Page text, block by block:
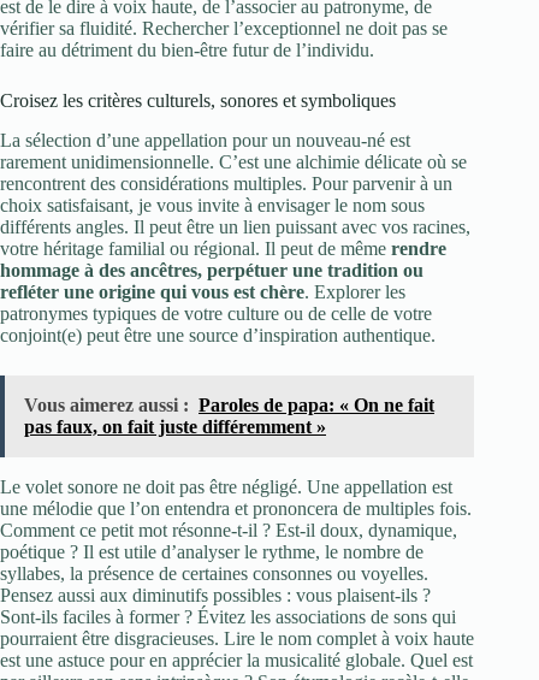
est de le dire à voix haute, de l’associer au patronyme, de
vérifier sa fluidité. Rechercher l’exceptionnel ne doit pas se
faire au détriment du bien-être futur de l’individu.
Croisez les critères culturels, sonores et symboliques
La sélection d’une appellation pour un nouveau-né est
rarement unidimensionnelle. C’est une alchimie délicate où se
rencontrent des considérations multiples. Pour parvenir à un
choix satisfaisant, je vous invite à envisager le nom sous
différents angles. Il peut être un lien puissant avec vos racines,
votre héritage familial ou régional. Il peut de même rendre
hommage à des ancêtres, perpétuer une tradition ou
refléter une origine qui vous est chère. Explorer les
patronymes typiques de votre culture ou de celle de votre
conjoint(e) peut être une source d’inspiration authentique.
Vous aimerez aussi : Paroles de papa: « On ne fait
pas faux, on fait juste différemment »
Le volet sonore ne doit pas être négligé. Une appellation est
une mélodie que l’on entendra et prononcera de multiples fois.
Comment ce petit mot résonne-t-il ? Est-il doux, dynamique,
poétique ? Il est utile d’analyser le rythme, le nombre de
syllabes, la présence de certaines consonnes ou voyelles.
Pensez aussi aux diminutifs possibles : vous plaisent-ils ?
Sont-ils faciles à former ? Évitez les associations de sons qui
pourraient être disgracieuses. Lire le nom complet à voix haute
est une astuce pour en apprécier la musicalité globale. Quel est